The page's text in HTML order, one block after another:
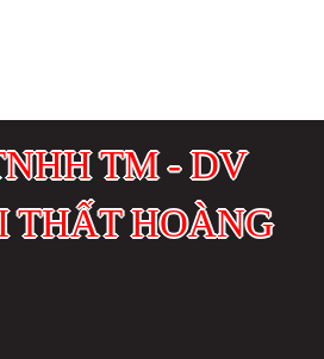
TM - DV
THẤT HOÀNG